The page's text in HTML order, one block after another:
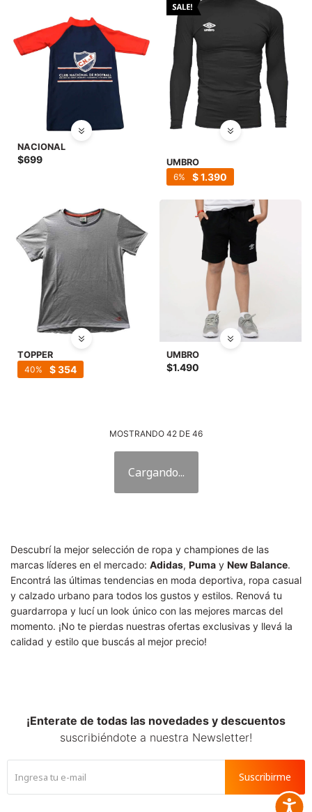
NACIONAL
$699 UMBRO
$1.390
6
TOPPER
$354
40
UMBRO
$1.490
MOSTRANDO 42 DE 46
Descubrí la mejor selección de ropa y championes de las
marcas líderes en el mercado: Adidas, Puma y New Balance.
Encontrá las últimas tendencias en moda deportiva, ropa casual
y calzado urbano para todos los gustos y estilos. Renová tu
guardarropa y lucí un look único con las mejores marcas del
momento. ¡No te pierdas nuestras ofertas exclusivas y llevá la
calidad y estilo que buscás al mejor precio!
¡Enterate de todas las novedades y descuentos
suscribiéndote a nuestra Newsletter!
Suscribirme